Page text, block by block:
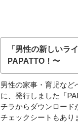
「男性の新しいラ
PAPATTO！〜
男性の家事・育児など
に、発行しました「
チラからダウンロード
チェックシートもあり